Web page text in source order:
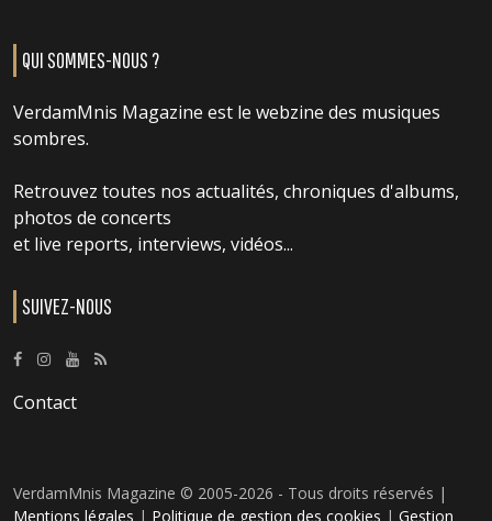
QUI SOMMES-NOUS ?
VerdamMnis Magazine est le webzine des musiques
sombres.
Retrouvez toutes nos actualités, chroniques d'albums,
photos de concerts
et live reports, interviews, vidéos...
SUIVEZ-NOUS
Contact
VerdamMnis Magazine © 2005-2026 - Tous droits réservés |
Mentions légales | Politique de gestion des cookies | Gestion